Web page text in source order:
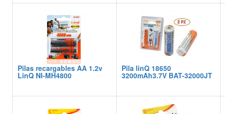
Pilas recargables AA 1.2v
LinQ NI-MH4800
Pila linQ 18650
3200mAh3.7V BAT-32000JT